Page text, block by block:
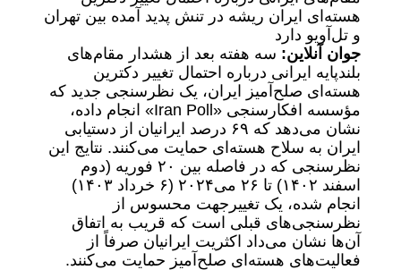
هسته‌ای ایران ریشه در تنش پدید آمده بین تهران
و تل‌آویو دارد
جوان آنلاین: سه هفته بعد از هشدار مقام‌های
بلندپایه ایرانی درباره احتمال تغییر دکترین
هسته‌ای صلح‌آمیز ایران، یک نظرسنجی جدید که
مؤسسه افکارسنجی «Iran Poll» انجام داده،
نشان می‌دهد که ۶۹ درصد ایرانیان از دستیابی
ایران به سلاح هسته‌ای حمایت می‌کنند. نتایج این
نظرسنجی که در فاصله بین ۲۰ فوریه (دوم
اسفند ۱۴۰۲) تا ۲۶ می‌۲۰۲۴ (۶ خرداد ۱۴۰۳)
انجام شده، یک تغییرجهت محسوس از
نظرسنجی‌های قبلی است که قریب به اتفاق
آن‌ها نشان می‌داد اکثریت ایرانیان صرفاً از
فعالیت‌های هسته‌ای صلح‌آمیز حمایت می‌کنند.